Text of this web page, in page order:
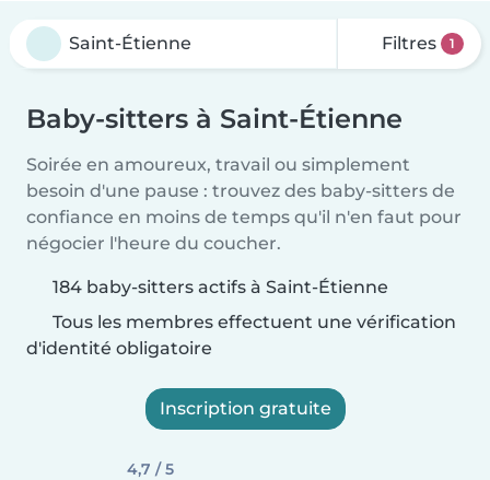
Filtres 1
Baby-sitters à Saint-Étienne
Soirée en amoureux, travail ou simplement
besoin d'une pause : trouvez des baby-sitters de
confiance en moins de temps qu'il n'en faut pour
négocier l'heure du coucher.
184 baby-sitters actifs à Saint-Étienne
Tous les membres effectuent une vérification
d'identité obligatoire
Inscription gratuite
4,7 / 5